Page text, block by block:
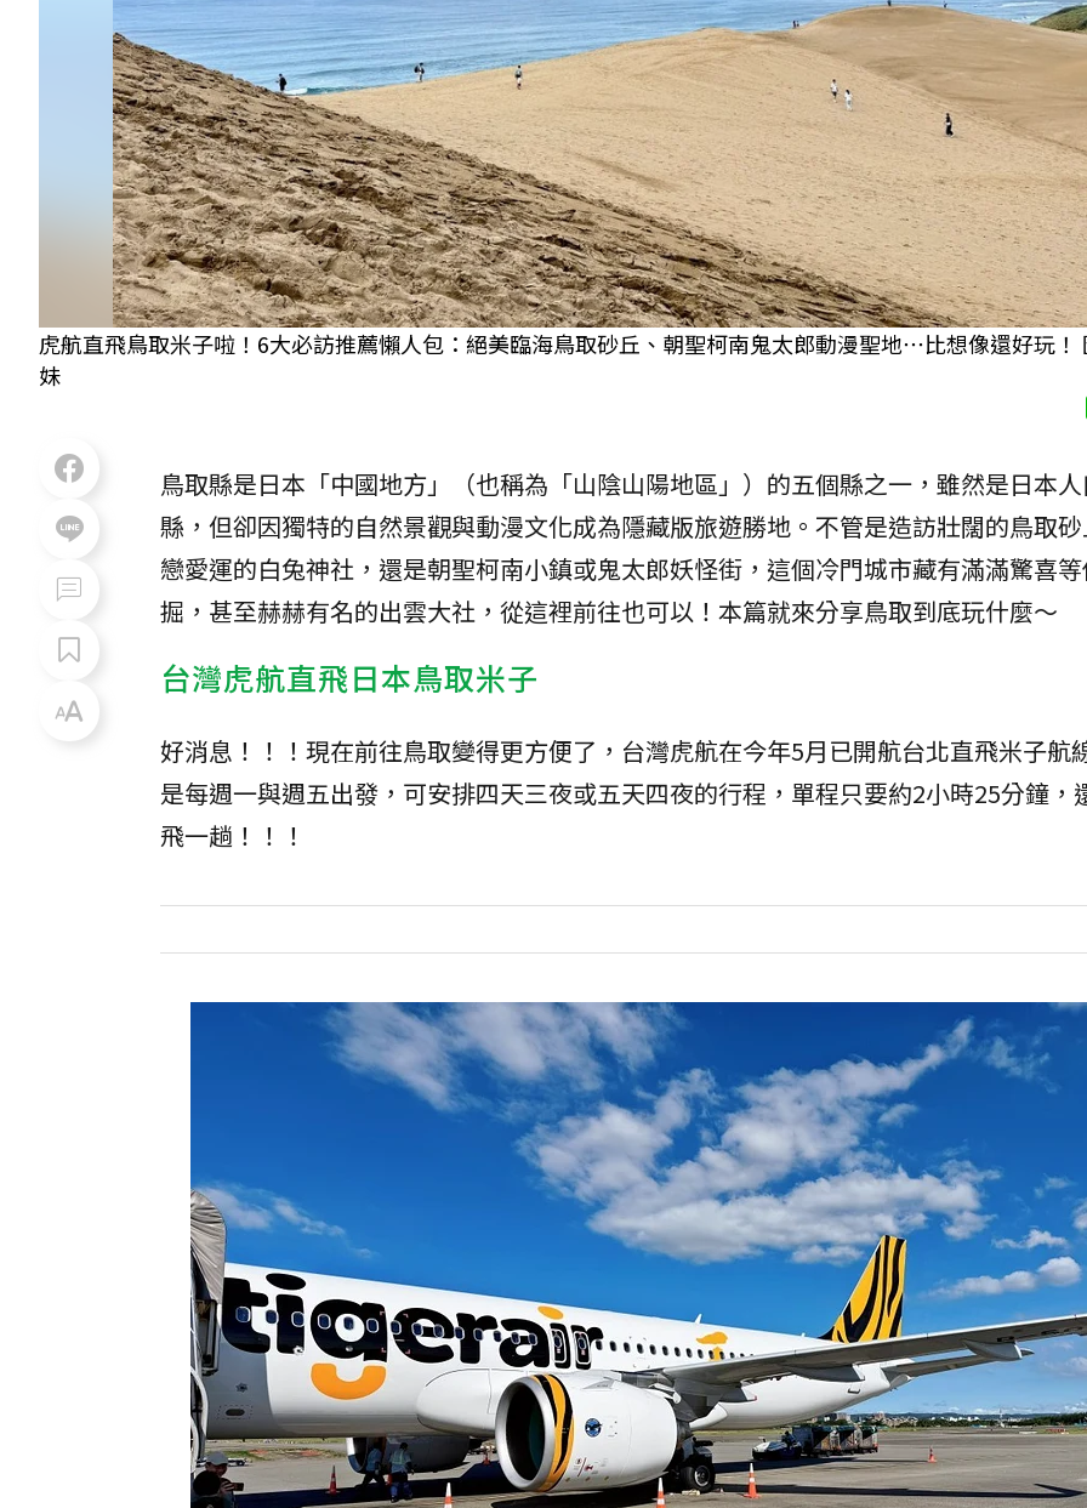
虎航直飛鳥取米子啦！6大必訪推薦懶人包：絕美臨海鳥取砂丘、朝聖柯南鬼太郎動漫聖地⋯比想像還好玩！
妹
鳥取縣是日本「中國地方」（也稱為「山陰山陽地區」）的五個縣之一，雖然是日本
縣，但卻因獨特的自然景觀與動漫文化成為隱藏版旅遊勝地。不管是造訪壯闊的鳥取
戀愛運的白兔神社，還是朝聖柯南小鎮或鬼太郎妖怪街，這個冷門城市藏有滿滿驚喜
掘，甚至赫赫有名的出雲大社，從這裡前往也可以！本篇就來分享鳥取到底玩什麼～
台灣虎航直飛日本鳥取米子
好消息！！！現在前往鳥取變得更方便了，台灣虎航在今年5月已開航台北直飛米子航
是每週一與週五出發，可安排四天三夜或五天四夜的行程，單程只要約2小時25分鐘，
飛一趟！！！